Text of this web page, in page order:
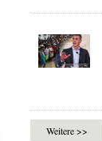
Weitere >>